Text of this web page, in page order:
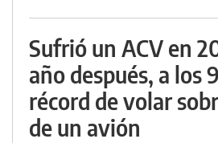
Sufrió un ACV en
año después, a los
récord de volar
de un avión